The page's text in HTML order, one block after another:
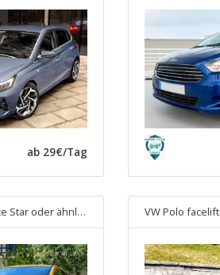
ab 29€/Tag
Star oder ähnliches VW Polo facelift